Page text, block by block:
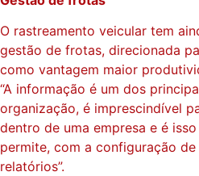
O rastreamento veicular tem
gestão de frotas, direcionada
como vantagem maior
“A informação é um dos
organização, é imprescindível
dentro de uma empresa e é
permite, com a configuração
relatórios”.